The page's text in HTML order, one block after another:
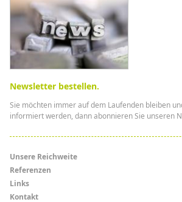
Newsletter bestellen.
Sie möchten immer auf dem Laufenden bleiben
informiert werden, dann abonnieren Sie unseren
Menü
Links
Unsere Reichweite
Referenzen
Links
Kontakt